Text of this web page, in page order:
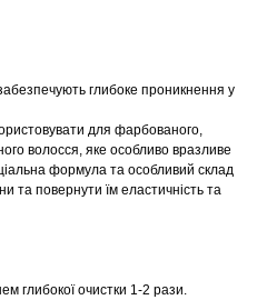
глибоке проникнення у
для фарбованого,
волосся, яке особливо вразливе
формула та особливий склад
та повернути їм еластичність та
глибокої очистки 1-2 рази.